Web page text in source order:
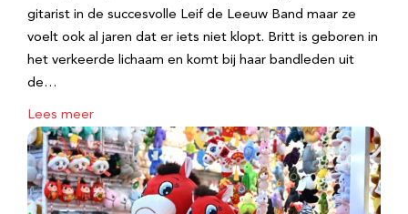
gitarist in de succesvolle Leif de Leeuw Band maar ze
voelt ook al jaren dat er iets niet klopt. Britt is geboren in
het verkeerde lichaam en komt bij haar bandleden uit
de…
Lees meer